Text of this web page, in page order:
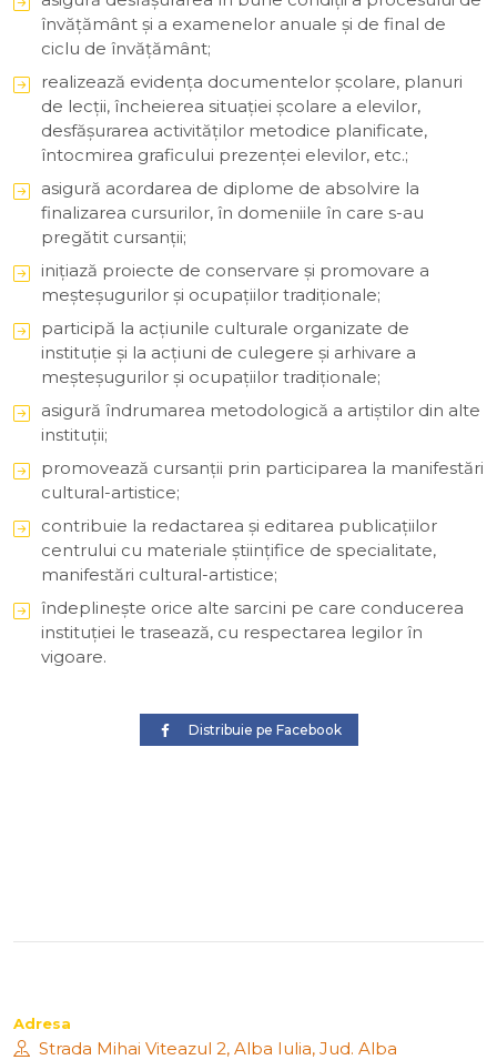
învăţământ şi a examenelor anuale şi de final de
ciclu de învăţământ;
realizează evidenţa documentelor şcolare, planuri
de lecţii, încheierea situaţiei şcolare a elevilor,
desfăşurarea activităţilor metodice planificate,
întocmirea graficului prezenţei elevilor, etc.;
asigură acordarea de diplome de absolvire la
finalizarea cursurilor, în domeniile în care s-au
pregătit cursanţii;
iniţiază proiecte de conservare şi promovare a
meşteşugurilor şi ocupaţiilor tradiţionale;
participă la acţiunile culturale organizate de
instituţie şi la acţiuni de culegere şi arhivare a
meşteşugurilor şi ocupaţiilor tradiţionale;
asigură îndrumarea metodologică a artiştilor din alte
instituţii;
promovează cursanţii prin participarea la manifestări
cultural-artistice;
contribuie la redactarea şi editarea publicaţiilor
centrului cu materiale ştiinţifice de specialitate,
manifestări cultural-artistice;
îndeplineşte orice alte sarcini pe care conducerea
instituţiei le trasează, cu respectarea legilor în
vigoare.
Distribuie pe Facebook
Adresa
Strada Mihai Viteazul 2, Alba Iulia, Jud. Alba